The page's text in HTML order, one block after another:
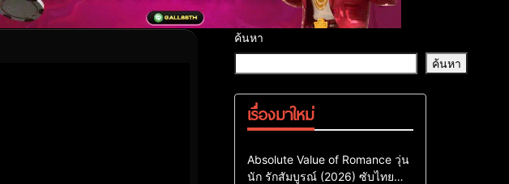
ค้นหา
ค้นหา
เรื่องมาใหม่
Comedy Drama
ซีรี่ย์เกาหลี
ซีรี่ย์เกาหลีซับไทย
Absolute Value of Romance วุ่น
นัก รักสัมบูรณ์ (2026) ซับไทย